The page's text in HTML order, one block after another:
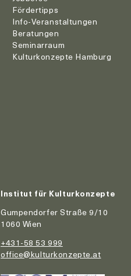
Fördertipps
Info-Veranstaltungen
Beratungen
Seminarraum
Kulturkonzepte Hamburg
Institut für Kulturkonzepte
Gumpendorfer Straße 9/10
1060 Wien
+431-58 53 999
office@kulturkonzepte.at